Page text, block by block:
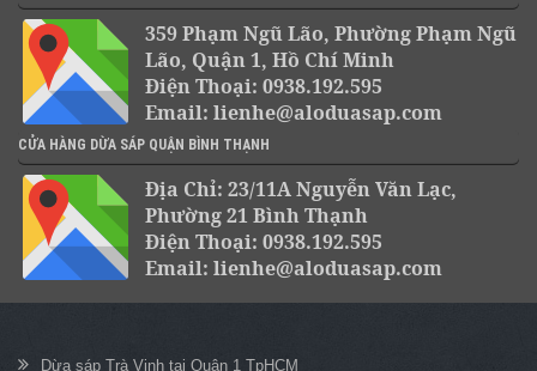
359 Phạm Ngũ Lão, Phường Phạm Ngũ
Lão, Quận 1, Hồ Chí Minh
Điện Thoại: 0938.192.595
Email: lienhe@aloduasap.com
CỬA HÀNG DỪA SÁP QUẬN BÌNH THẠNH
Địa Chỉ: 23/11A Nguyễn Văn Lạc,
Phường 21 Bình Thạnh
Điện Thoại: 0938.192.595
Email: lienhe@aloduasap.com
Dừa sáp Trà Vinh tại Quận 1 TpHCM